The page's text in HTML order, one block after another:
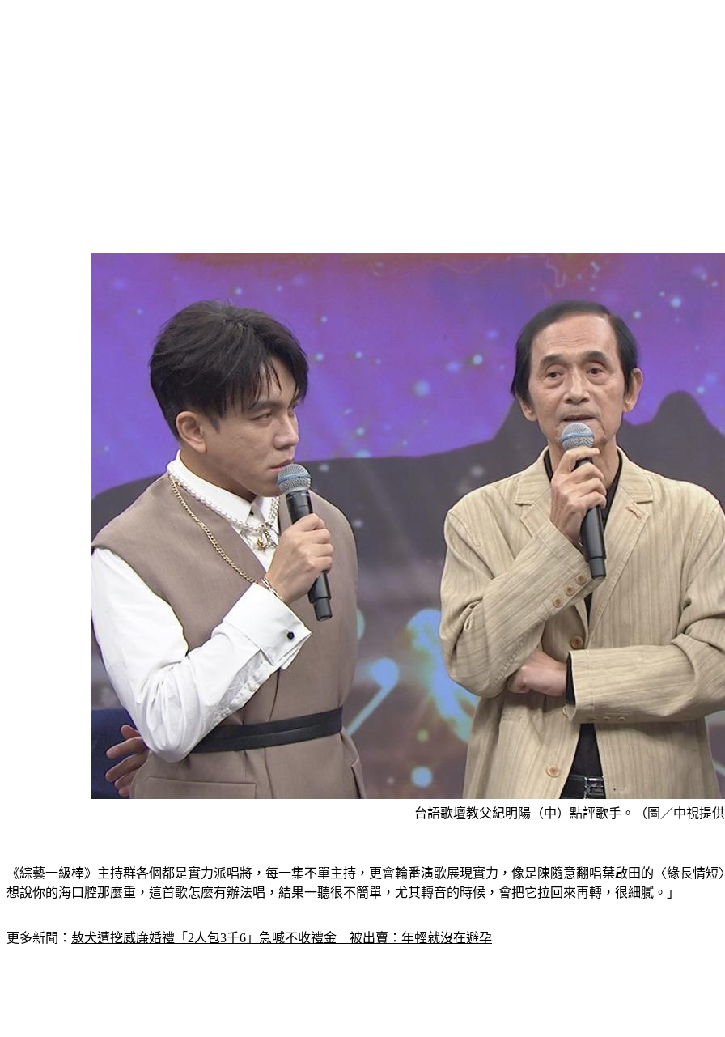
台語歌壇教父紀明陽（中）點評歌手。（圖／中視提
《綜藝一級棒》主持群各個都是實力派唱將，每一集不單主持，更會輪番演歌展現實力，像是陳隨意翻唱葉啟田的〈緣長情
想說你的海口腔那麼重，這首歌怎麼有辦法唱，結果一聽很不簡單，尤其轉音的時候，會把它拉回來再轉，很細膩。」
更多新聞： 敖犬遭挖威廉婚禮「2人包3千6」急喊不收禮金　被出賣：年輕就沒在避孕